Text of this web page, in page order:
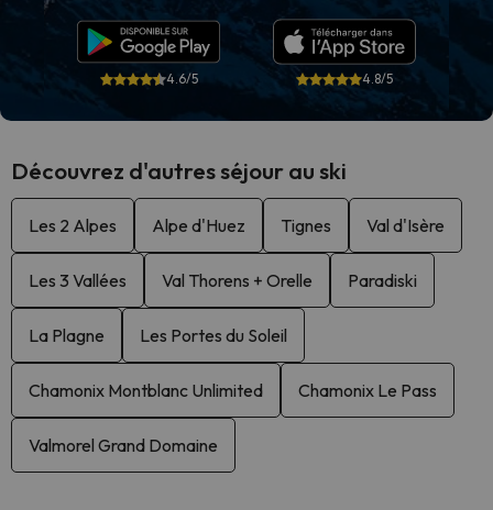
4.6/5 4.8/5
Découvrez d'autres séjour au ski
Les 2 Alpes Alpe d'Huez Tignes Val d'Isère
Les 3 Vallées Val Thorens + Orelle Paradiski
La Plagne Les Portes du Soleil
Chamonix Montblanc Unlimited Chamonix Le Pass
Valmorel Grand Domaine